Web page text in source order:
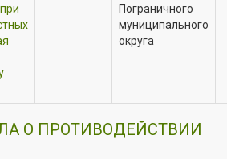
Пограничного
муниципального
округа
О ПРОТИВОДЕЙСТВИИ